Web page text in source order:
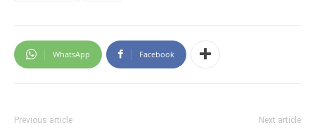
WhatsApp Facebook
Previous article Next article